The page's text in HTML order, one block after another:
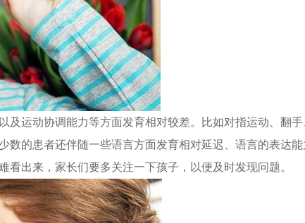
及运动协调能力等方面发育相对较差。比如对指运动、翻
数的患者还伴随一些语言方面发育相对延迟、语言的表达
出来，家长们要多关注一下孩子，以便及时发现问题。